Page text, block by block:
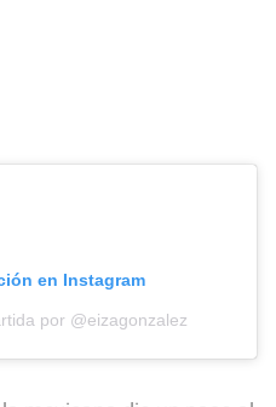
en Instagram
por @eizagonzalez